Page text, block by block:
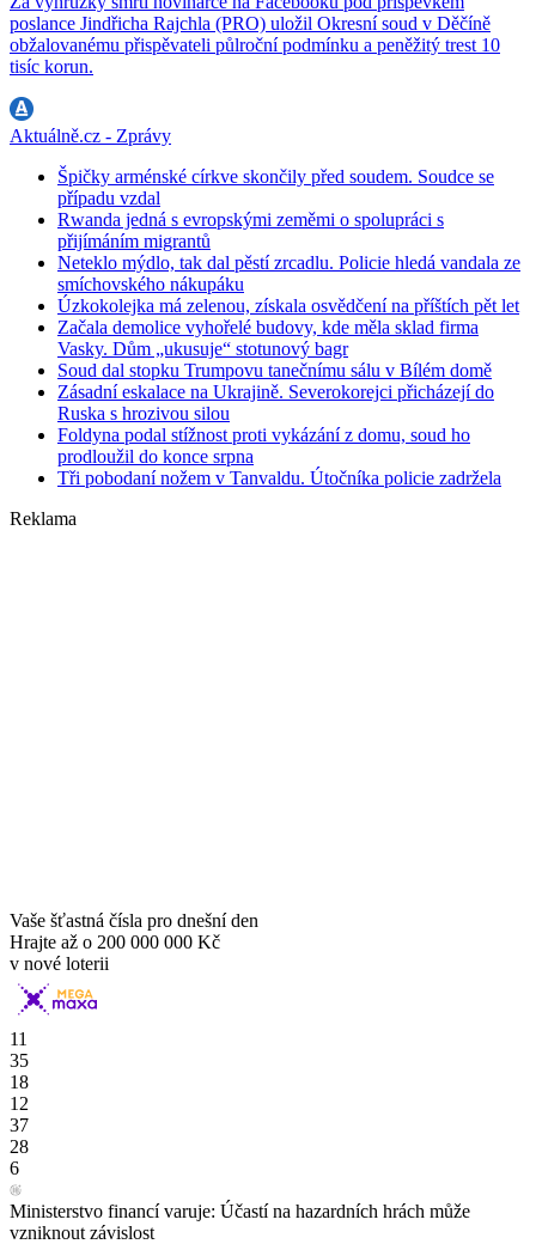
poslance Jindřicha Rajchla (PRO) uložil Okresní soud v Děčíně
obžalovanému přispěvateli půlroční podmínku a peněžitý trest 10
tisíc korun.
Aktuálně.cz - Zprávy
Špičky arménské církve skončily před soudem. Soudce se
případu vzdal
Rwanda jedná s evropskými zeměmi o spolupráci s
přijímáním migrantů
Neteklo mýdlo, tak dal pěstí zrcadlu. Policie hledá vandala ze
smíchovského nákupáku
Úzkokolejka má zelenou, získala osvědčení na příštích pět let
Začala demolice vyhořelé budovy, kde měla sklad firma
Vasky. Dům „ukusuje“ stotunový bagr
Soud dal stopku Trumpovu tanečnímu sálu v Bílém domě
Zásadní eskalace na Ukrajině. Severokorejci přicházejí do
Ruska s hrozivou silou
Foldyna podal stížnost proti vykázání z domu, soud ho
prodloužil do konce srpna
Tři pobodaní nožem v Tanvaldu. Útočníka policie zadržela
Reklama
Vaše šťastná čísla pro dnešní den
Hrajte až o 200 000 000 Kč
v nové loterii
11
35
18
12
37
28
6
Ministerstvo financí varuje: Účastí na hazardních hrách může
vzniknout závislost